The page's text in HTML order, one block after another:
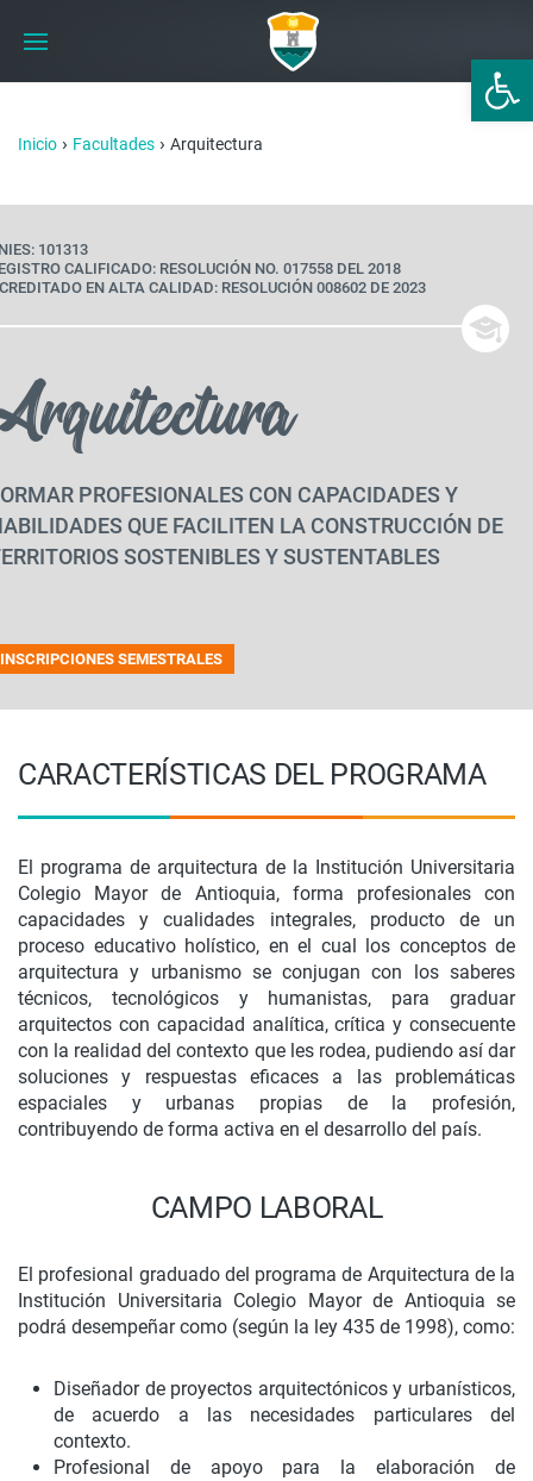
Abrir
Inicio › Facultades › Arquitectura
101313
CALIFICADO: RESOLUCIÓN NO. 017558 DEL 2018
EN ALTA CALIDAD: RESOLUCIÓN 008602 DE 2023
PROFESIONALES CON CAPACIDADES Y
QUE FACILITEN LA CONSTRUCCIÓN DE
SOSTENIBLES Y SUSTENTABLES
INSCRIPCIONES SEMESTRALES
CARACTERÍSTICAS DEL PROGRAMA
El programa de arquitectura de la Institución Universitaria
Colegio Mayor de Antioquia, forma profesionales con
capacidades y cualidades integrales, producto de un
proceso educativo holístico, en el cual los conceptos de
arquitectura y urbanismo se conjugan con los saberes
técnicos, tecnológicos y humanistas, para graduar
arquitectos con capacidad analítica, crítica y consecuente
con la realidad del contexto que les rodea, pudiendo así dar
soluciones y respuestas eficaces a las problemáticas
espaciales y urbanas propias de la profesión,
contribuyendo de forma activa en el desarrollo del país.
CAMPO LABORAL
El profesional graduado del programa de Arquitectura de la
Institución Universitaria Colegio Mayor de Antioquia se
podrá desempeñar como (según la ley 435 de 1998), como:
Diseñador de proyectos arquitectónicos y urbanísticos,
de acuerdo a las necesidades particulares del
contexto.
Profesional de apoyo para la elaboración de